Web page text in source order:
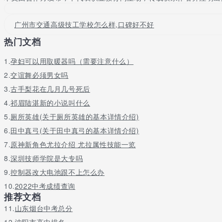
操作、数控操作等技术基本理论，既懂机又懂电，并熟悉应用机电
机电一体化专业的学生毕业前均通过国家相关部门的技术等级考
三、师资介绍
机械工程系拥有一个团结协作、业务精干、奋发向上的教师队伍
员2人，中级考评员3人，80%以上为“双师型”教师。
其中何晓凌老师曾获得广东职业技能竞赛个人第一名，荣获“广东
获“园丁奖”。
陈华强老师做为历届技能竞赛的教练，曾作为广东省钳工组主教
四、实习场地和设备
我系的机电一体化专业，配套有完善的实习设备。拥有钳工实习
通车床、铣床、刨床、钻床等维修实习设备，1个液、气压控制线
广州市交通高级技工学校怎么样,口碑好不好
热门文档
1.孕妇可以用取暖器吗（需要注意什么）
2.交谊舞必须男女吗
3.古手梨花在几月几号死后
4.祁眉陆湛新的小说叫什么
5.厕所英雄(关于厕所英雄的基本详情介绍)
6.田中真弓(关于田中真弓的基本详情介绍)
7.原神新角色尤拉介绍 尤拉属性技能一览
8.深圳技师学院是大专吗
9.控制器改大电池跟不上怎么办
10.2022中考成绩查询
推荐文档
11.山东烟台中考总分